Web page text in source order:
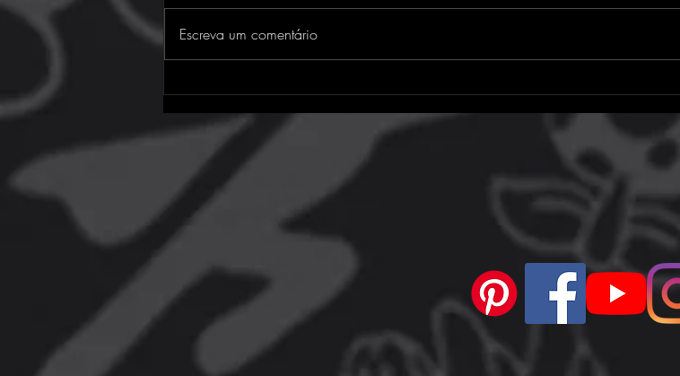
de desconto!
data, horários de início e o que
Escreva um comentário